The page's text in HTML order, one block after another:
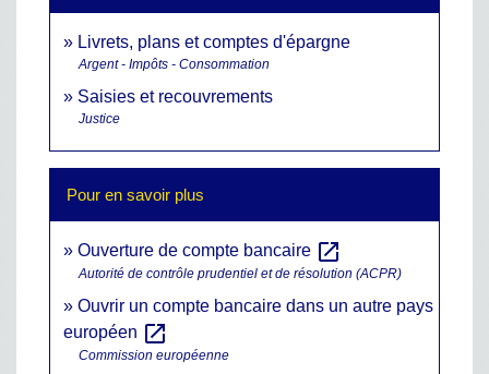
Livrets, plans et comptes d'épargne
Argent - Impôts - Consommation
Saisies et recouvrements
Justice
Pour en savoir plus
Ouverture de compte bancaire open_in_new
Autorité de contrôle prudentiel et de résolution (ACPR)
Ouvrir un compte bancaire dans un autre pays
européen open_in_new
Commission européenne